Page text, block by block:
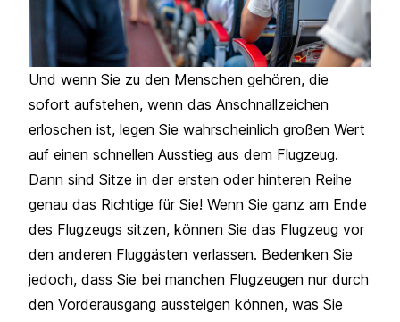
Und wenn Sie zu den Menschen gehören, die
sofort aufstehen, wenn das Anschnallzeichen
erloschen ist, legen Sie wahrscheinlich großen Wert
auf einen schnellen Ausstieg aus dem Flugzeug.
Dann sind Sitze in der ersten oder hinteren Reihe
genau das Richtige für Sie! Wenn Sie ganz am Ende
des Flugzeugs sitzen, können Sie das Flugzeug vor
den anderen Fluggästen verlassen. Bedenken Sie
jedoch, dass Sie bei manchen Flugzeugen nur durch
den Vorderausgang aussteigen können, was Sie